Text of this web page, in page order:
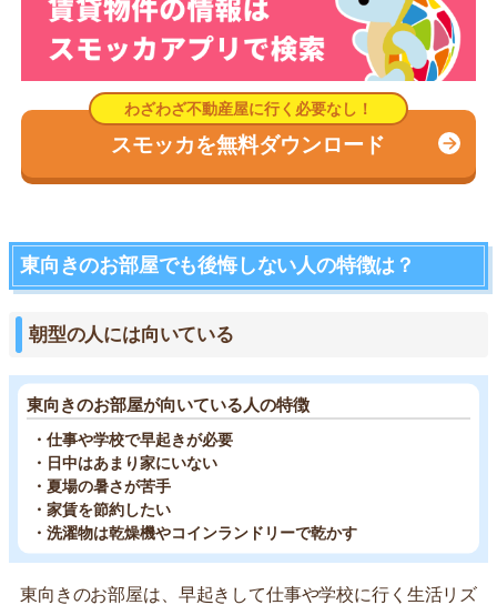
スモッカを無料ダウンロード
東向きのお部屋でも後悔しない人の特徴は？
朝型の人には向いている
東向きのお部屋が向いている人の特徴
・仕事や学校で早起きが必要
・日中はあまり家にいない
・夏場の暑さが苦手
・家賃を節約したい
・洗濯物は乾燥機やコインランドリーで乾かす
東向きのお部屋は、早起きして仕事や学校に行く生活リズ